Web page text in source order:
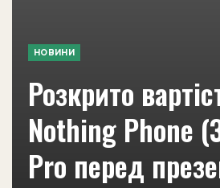
НОВИНИ
Розкрито
Nothing Phone
Pro перед